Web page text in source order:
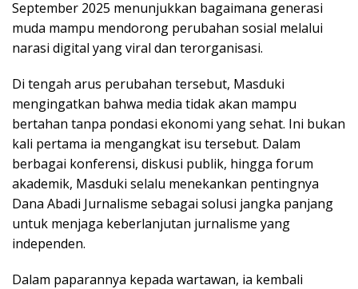
September 2025 menunjukkan bagaimana generasi
muda mampu mendorong perubahan sosial melalui
narasi digital yang viral dan terorganisasi.
Di tengah arus perubahan tersebut, Masduki
mengingatkan bahwa media tidak akan mampu
bertahan tanpa pondasi ekonomi yang sehat. Ini bukan
kali pertama ia mengangkat isu tersebut. Dalam
berbagai konferensi, diskusi publik, hingga forum
akademik, Masduki selalu menekankan pentingnya
Dana Abadi Jurnalisme sebagai solusi jangka panjang
untuk menjaga keberlanjutan jurnalisme yang
independen.
Dalam paparannya kepada wartawan, ia kembali